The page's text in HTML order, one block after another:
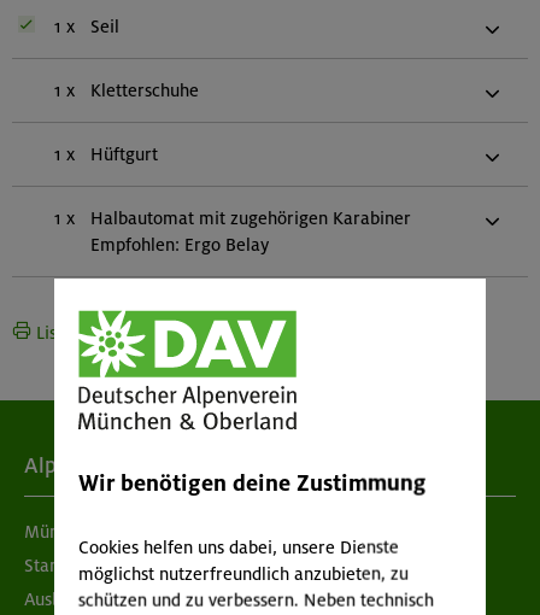
1 x Seil
1 x Kletterschuhe
1 x Hüftgurt
1 x
Halbautomat mit zugehörigen Karabiner
Empfohlen: Ergo Belay
Liste drucken
Alpenverein
München & Oberland
Standorte
Ausbildung & Jobs
Wir benötigen deine Zustimmung
Cookies helfen uns dabei, unsere Dienste
möglichst nutzerfreundlich anzubieten, zu
schützen und zu verbessern. Neben technisch